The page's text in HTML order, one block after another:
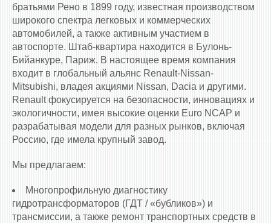
братьями Рено в 1899 году, известная производством
широкого спектра легковых и коммерческих
автомобилей, а также активным участием в
автоспорте. Штаб-квартира находится в Булонь-
Бийанкуре, Париж. В настоящее время компания
входит в глобальный альянс Renault-Nissan-
Mitsubishi, владея акциями Nissan, Dacia и другими.
Renault фокусируется на безопасности, инновациях и
экологичности, имея высокие оценки Euro NCAP и
разрабатывая модели для разных рынков, включая
Россию, где имела крупный завод.
Мы предлагаем:
Многопрофильную диагностику
гидротрансформаторов (ГДТ / «бубликов») и
трансмиссии, а также ремонт транспортных средств в